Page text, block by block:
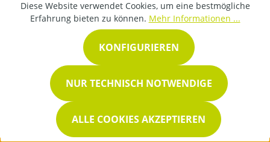
Diese Website verwendet Cookies, um eine bestmögliche
Erfahrung bieten zu können. Mehr Informationen ...
NUR TECHNISCH NOTWENDIGE
KONFIGURIEREN
ALLE COOKIES AKZEPTIEREN